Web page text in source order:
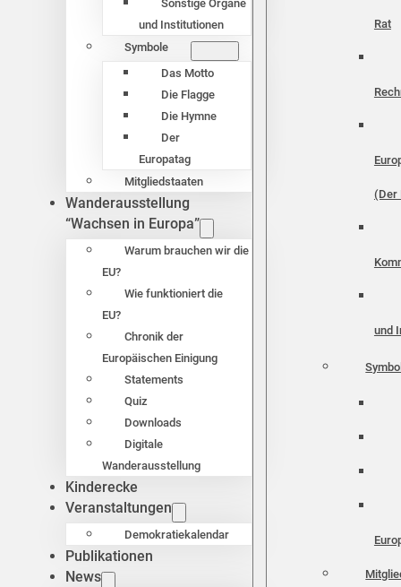
Sonstige Organe
und Institutionen
Symbole
Das Motto
Die Flagge
Die Hymne
Der
Europatag
Mitgliedstaaten
Wanderausstellung
“Wachsen in Europa”
Warum brauchen wir die
EU?
Wie funktioniert die
EU?
Chronik der
Europäischen Einigung
Statements
Quiz
Downloads
Digitale
Wanderausstellung
Kinderecke
Veranstaltungen
Demokratiekalendar
Publikationen
News
Rat
(Der
und